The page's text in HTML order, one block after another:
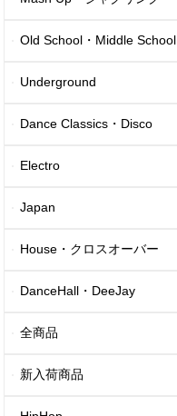
Old School・Middle School
Underground
Dance Classics・Disco
Electro
Japan
House・クロスオーバー
DanceHall・DeeJay
全商品
新入荷商品